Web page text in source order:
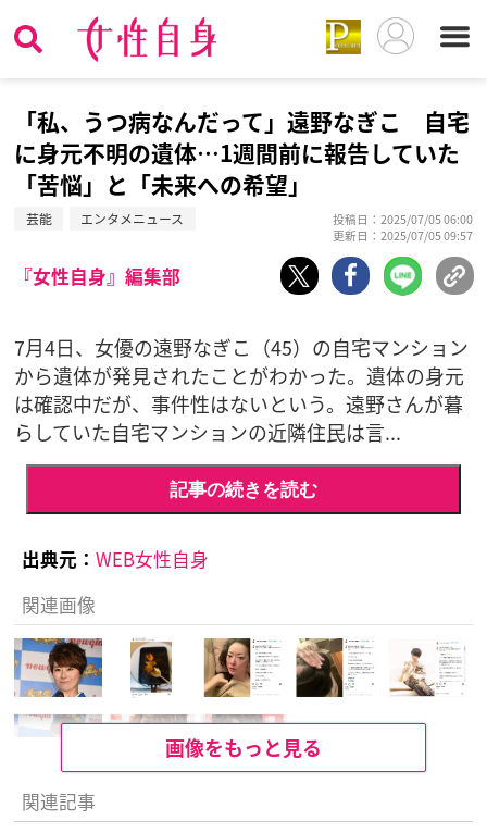
「私、うつ病なんだって」遠野なぎこ 自宅
に身元不明の遺体…1週間前に報告していた
「苦悩」と「未来への希望」
芸能 エンタメニュース
投稿日：2025/07/05 06:00
更新日：2025/07/05 09:57
『女性自身』編集部
7月4日、女優の遠野なぎこ（45）の自宅マンション
から遺体が発見されたことがわかった。遺体の身元
は確認中だが、事件性はないという。遠野さんが暮
らしていた自宅マンションの近隣住民は言...
記事の続きを読む
出典元： WEB女性自身
関連画像
画像をもっと見る
関連記事